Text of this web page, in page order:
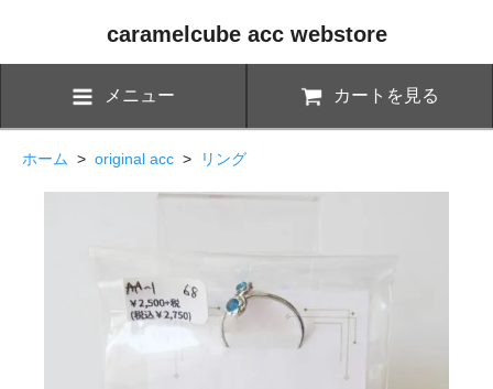
caramelcube acc webstore
メニュー カートを見る
ホーム > original acc > リング